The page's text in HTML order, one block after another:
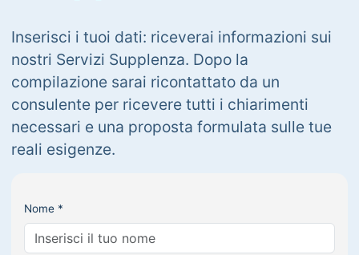
Inserisci i tuoi dati: riceverai informazioni sui
nostri Servizi Supplenza. Dopo la
compilazione sarai ricontattato da un
consulente per ricevere tutti i chiarimenti
necessari e una proposta formulata sulle tue
reali esigenze.
Nome *